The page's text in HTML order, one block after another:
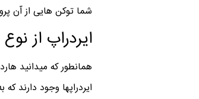
شما توکن هایی از آن
ایردراپ از
همانطور که میدانید
ایردراپها وجود دارند